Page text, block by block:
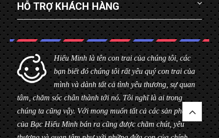
HỖ TRỢ KHÁCH HÀNG
Hiểu Minh là tên con trai của chúng tôi, các
bạn biết đó chúng tôi rất yêu quý con trai của
mình và dành tất cả tình yêu thương, sự quan
tâm, chăm sóc chân thành tới nó. Tôi nghĩ là ai trong
chúng ta cũng vậy. Với mong muốn tất cả các sản phẩm
của Bạc Hiểu Minh bán ra cũng được chăm chút, yêu